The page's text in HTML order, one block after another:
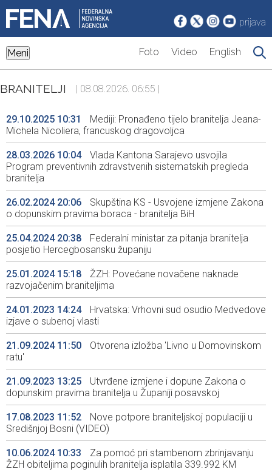
prijava
Meni Foto Video English
BRANITELJI | 08.08.2026. 06:55 |
29.10.2025 10:31
Mediji: Pronađeno tijelo branitelja Jeana-
Michela Nicoliera, francuskog dragovoljca
28.03.2026 10:04
Vlada Kantona Sarajevo usvojila
Program preventivnih zdravstvenih sistematskih pregleda
branitelja
26.02.2024 20:06
Skupština KS - Usvojene izmjene Zakona
o dopunskim pravima boraca - branitelja BiH
25.04.2024 20:38
Federalni ministar za pitanja branitelja
posjetio Hercegbosansku županiju
25.01.2024 15:18
ŽZH: Povećane novačene naknade
razvojačenim braniteljima
24.01.2023 14:24
Hrvatska: Vrhovni sud osudio Medvedove
izjave o subenoj vlasti
21.09.2024 11:50
Otvorena izložba 'Livno u Domovinskom
ratu'
21.09.2023 13:25
Utvrđene izmjene i dopune Zakona o
dopunskim pravima branitelja u Županiji posavskoj
17.08.2023 11:52
Nove potpore braniteljskoj populaciji u
Središnjoj Bosni (VIDEO)
10.06.2024 10:33
Za pomoć pri stambenom zbrinjavanju
ŽZH obiteljima poginulih branitelja isplatila 339.992 KM